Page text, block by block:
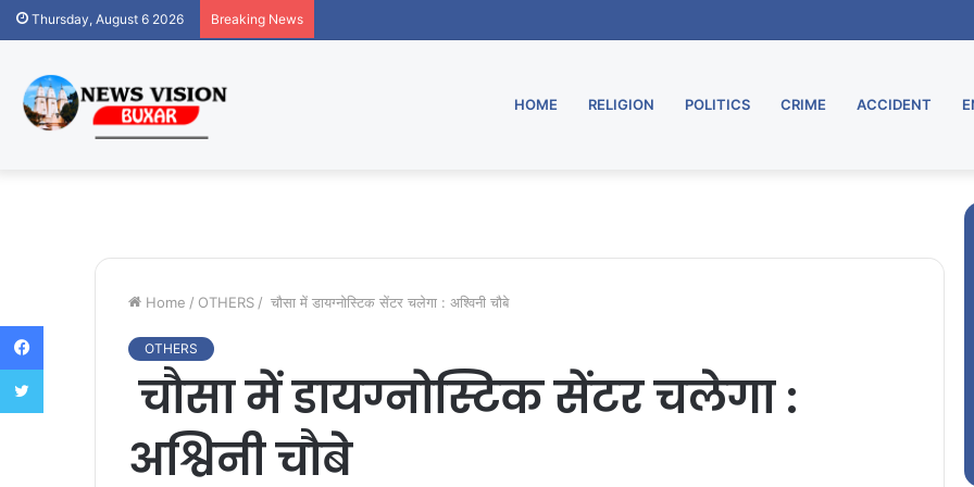
Thursday, August 6 2026 Breaking News
HOME RELIGION POLITICS CRIME ACCIDENT
Home / OTHERS / चौसा में डायग्नोस्टिक सेंटर चलेगा : अश्विनी चौबे
OTHERS
चौसा में डायग्नोस्टिक सेंटर चलेगा :
अश्विनी चौबे